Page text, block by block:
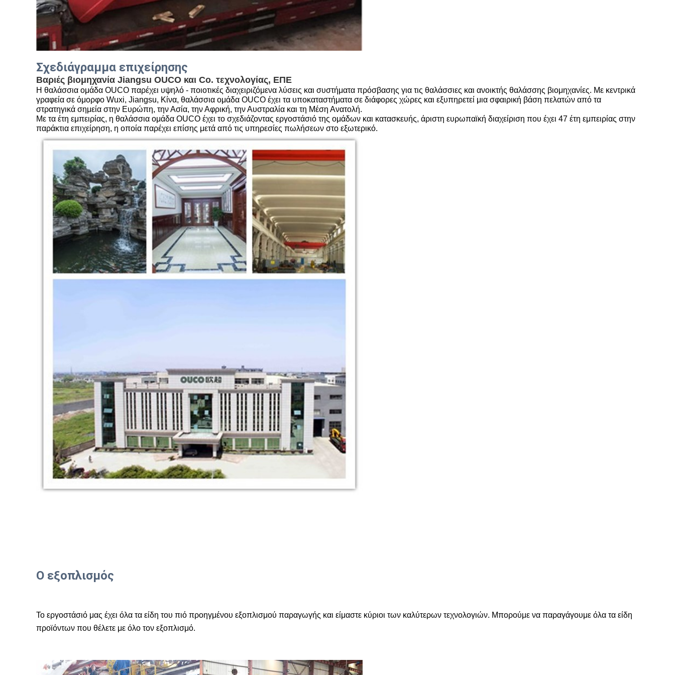
Σχεδιάγραμμα επιχείρησης
Βαριές βιομηχανία Jiangsu OUCO και Co. τεχνολογίας, ΕΠΕ
Η θαλάσσια ομάδα OUCO παρέχει υψηλό - ποιοτικές διαχειριζόμενα λύσεις και συστήματα πρόσβασης για τις θαλάσσιες και ανοικτής θαλάσσης βιομηχανίες. Με κεντρικά
γραφεία σε όμορφο Wuxi, Jiangsu, Κίνα, θαλάσσια ομάδα OUCO έχει τα υποκαταστήματα σε διάφορες χώρες και εξυπηρετεί μια σφαιρική βάση πελατών από τα
στρατηγικά σημεία στην Ευρώπη, την Ασία, την Αφρική, την Αυστραλία και τη Μέση Ανατολή.
Με τα έτη εμπειρίας, η θαλάσσια ομάδα OUCO έχει το σχεδιάζοντας εργοστάσιό της ομάδων και κατασκευής, άριστη ευρωπαϊκή διαχείριση που έχει 47 έτη εμπειρίας στην
παράκτια επιχείρηση, η οποία παρέχει επίσης μετά από τις υπηρεσίες πωλήσεων στο εξωτερικό.
Ο εξοπλισμός
Το εργοστάσιό μας έχει όλα τα είδη του πιό προηγμένου εξοπλισμού παραγωγής και είμαστε κύριοι των καλύτερων τεχνολογιών. Μπορούμε να παραγάγουμε όλα τα είδη
προϊόντων που θέλετε με όλο τον εξοπλισμό.